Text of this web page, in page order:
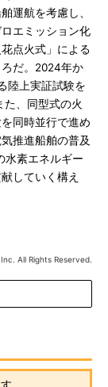
運航を考慮し、
エミッション化
点火式」による
だ。2024年か
陸上実証試験を
、同型式の火
同時並行で進め
推進船舶の普及
水素エネルギー
していく構え
All Rights Reserved.